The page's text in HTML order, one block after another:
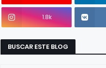
1.8k
BUSCAR ESTE BLOG